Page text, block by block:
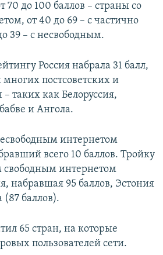
70 до 100 баллов – страны со
от 40 до 69 – с частично
39 – с несвободным.
Россия набрала 31 балл,
постсоветских и
таких как Белоруссия,
и Ангола.
интернетом
всего 10 баллов. Тройку
свободным интернетом
набравшая 95 баллов, Эстония
(87 баллов).
65 стран, на которые
пользователей сети.